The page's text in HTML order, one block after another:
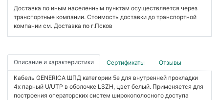
Доставка по иным населенным пунктам осуществляется через
транспортные компании. Стоимость доставки до транспортной
компании см. Доставка по г.Псков
Описание и характеристики Сертификаты Отзывы
Кабель GENERICA ШПД категории 5е для внутренней прокладки
4х парный U/UTP в оболочке LSZH, цвет белый. Применяется для
построения операторских систем широкополосного доступа